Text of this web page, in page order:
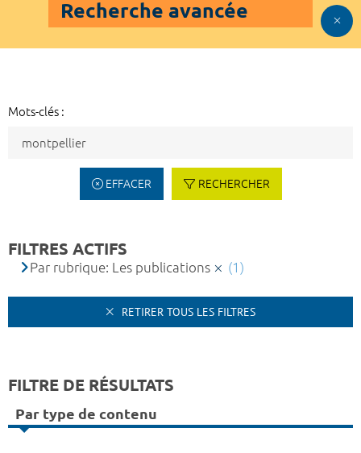
Recherche avancée
Mots-clés :
EFFACER RECHERCHER
FILTRES ACTIFS
Par rubrique: Les publications (1)
RETIRER TOUS LES FILTRES
FILTRE DE RÉSULTATS
Par type de contenu